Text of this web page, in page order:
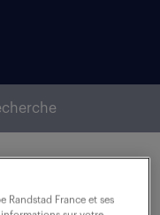
Randstad France et ses